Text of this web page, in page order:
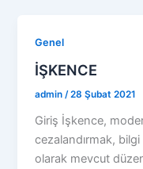
Genel
İŞKENCE
admin /28 Şubat 2021
Giriş İşkence,
cezalandırmak,
olarak mevcut